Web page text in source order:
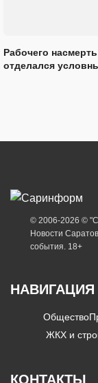
Рабочего
отделался
© 2006-2026 ©
Новости
события. 18+
НАВИГАЦИЯ
Общество
ЖКХ и
КОНТАКТЫ